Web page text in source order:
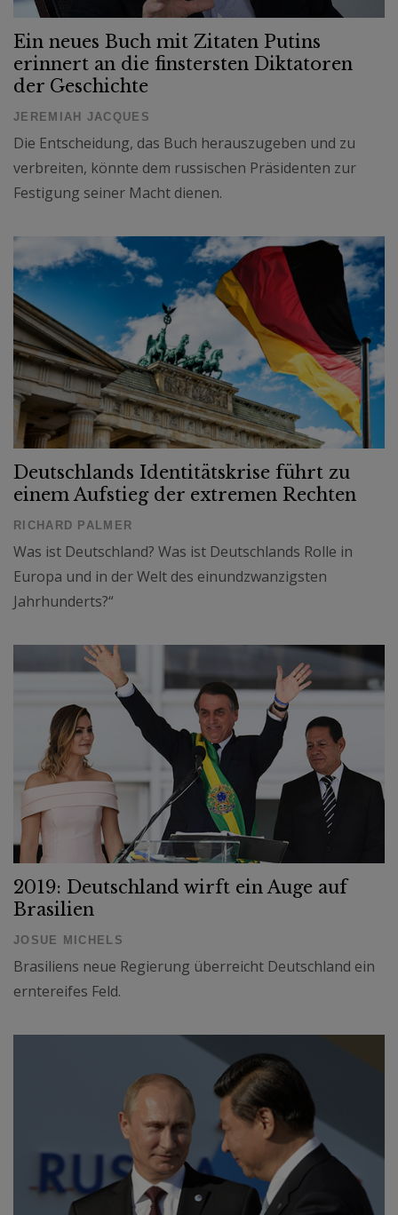
Ein neues Buch mit Zitaten Putins
erinnert an die finstersten Diktatoren
der Geschichte
JEREMIAH JACQUES
Die Entscheidung, das Buch herauszugeben und zu
verbreiten, könnte dem russischen Präsidenten zur
Festigung seiner Macht dienen.
Deutschlands Identitätskrise führt zu
einem Aufstieg der extremen Rechten
RICHARD PALMER
Was ist Deutschland? Was ist Deutschlands Rolle in
Europa und in der Welt des einundzwanzigsten
Jahrhunderts?“
2019: Deutschland wirft ein Auge auf
Brasilien
JOSUE MICHELS
Brasiliens neue Regierung überreicht Deutschland ein
erntereifes Feld.